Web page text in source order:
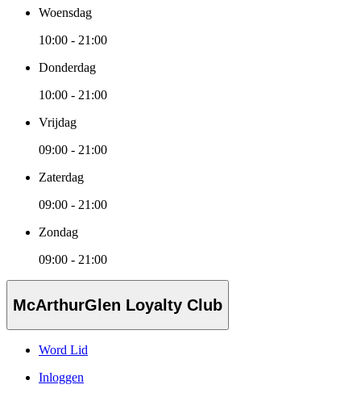
Woensdag
10:00 - 21:00
Donderdag
10:00 - 21:00
Vrijdag
09:00 - 21:00
Zaterdag
09:00 - 21:00
Zondag
09:00 - 21:00
McArthurGlen Loyalty Club
Word Lid
Inloggen